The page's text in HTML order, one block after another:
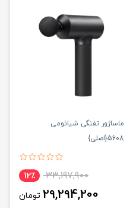
ماساژور تفنگی شیائومی
5608{اصلی}
33,197,900 12٪
29,294,200 تومان